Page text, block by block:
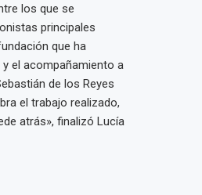
los que se
principales
que ha
el acompañamiento a
de los Reyes
el trabajo realizado,
atrás», finalizó Lucía